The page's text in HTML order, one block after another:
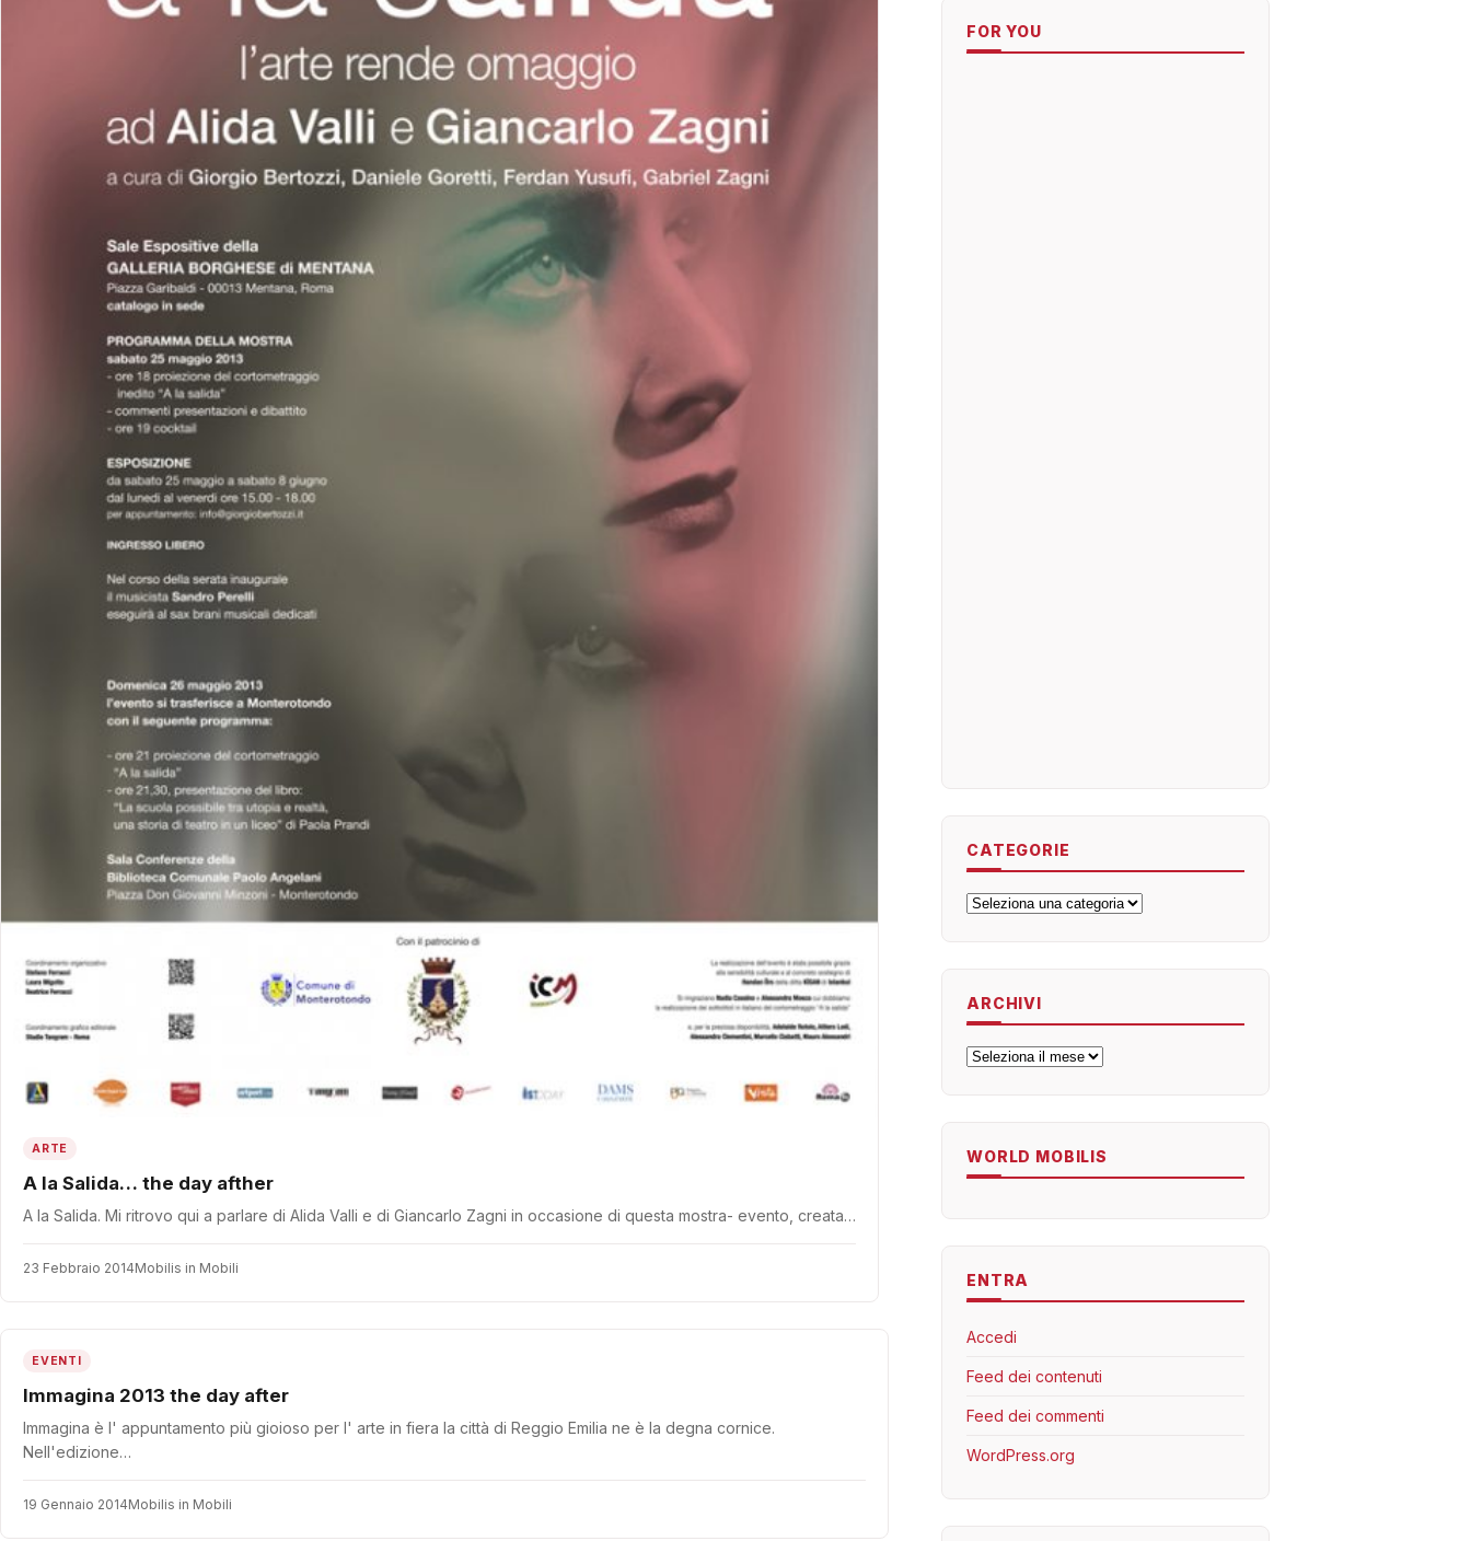
ARTE
A la Salida… the day afther
A la Salida. Mi ritrovo qui a parlare di Alida Valli e di Giancarlo Zagni in occasione di questa mostra- evento, creata…
23 Febbraio 2014Mobilis in Mobili
EVENTI
Immagina 2013 the day after
Immagina è l' appuntamento più gioioso per l' arte in fiera la città di Reggio Emilia ne è la degna cornice.
Nell'edizione…
19 Gennaio 2014Mobilis in Mobili
FOR YOU
CATEGORIE
Categorie
ARCHIVI
Archivi
WORLD MOBILIS
ENTRA
Accedi
Feed dei contenuti
Feed dei commenti
WordPress.org